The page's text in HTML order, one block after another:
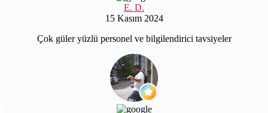
E. D.
15 Kasım 2024
Çok güler yüzlü personel ve bilgilendirici tavsiyeler